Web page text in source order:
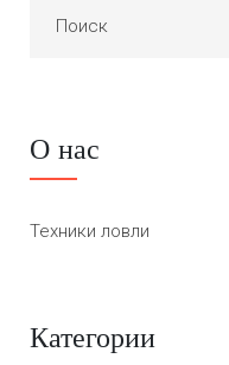
О нас
Техники ловли
Категории